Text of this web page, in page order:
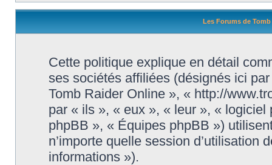
Les Forums de
Cette politique explique en détail
ses sociétés affiliées (désignés ici
Tomb Raider Online », « http://
par « ils », « eux », « leur », «
phpBB », « Équipes phpBB »)
n’importe quelle session d’utilisation
informations »).